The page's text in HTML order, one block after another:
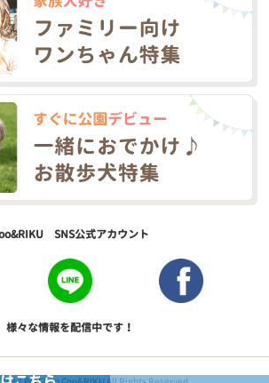
SNS公式アカウント
様々な情報を配信中です！